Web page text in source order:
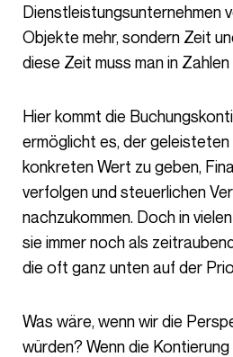
Dienstleistungsunternehmen
Objekte mehr, sondern Zeit
diese Zeit muss man in
Hier kommt die Buchungskontierung ins Spiel. Sie
ermöglicht es, der
konkreten Wert zu geben,
verfolgen und steuerlichen
nachzukommen. Doch in
sie immer noch als
die oft ganz unten auf der
Was wäre, wenn wir die Perspektive ändern
würden? Wenn die